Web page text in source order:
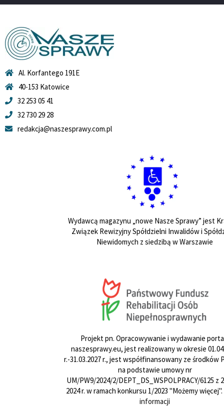
Al. Korfantego 191E
40-153 Katowice
32 253 05 41
32 730 29 28
redakcja@naszesprawy.com.pl
Wydawcą magazynu „nowe Nasze Sprawy” jest
Związek Rewizyjny Spółdzielni Inwalidów i
Niewidomych z siedzibą w Warszawie
Projekt pn. Opracowywanie i wydawanie
naszesprawy.eu, jest realizowany w okresie
r.-31.03.2027 r., jest współfinansowany ze środków
na podstawie umowy nr
UM/PW9/2024/2/DEPT_DS_WSPOLPRACY/6125 z
2024 r. w ramach konkursu 1/2023 "Możemy więcej".
informacji